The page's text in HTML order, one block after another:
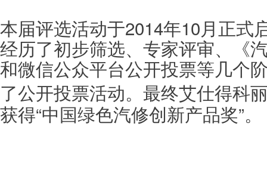
本届评选活动于2014年10月正式
经历了初步筛选、专家评审、《
和微信公众平台公开投票等几个
了公开投票活动。最终艾仕得科
获得“中国绿色汽修创新产品奖”。